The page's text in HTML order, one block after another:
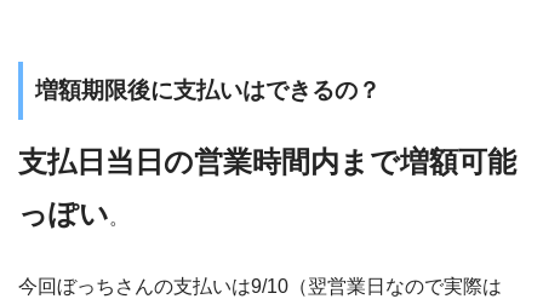
増額期限後に支払いはできるの？
支払日当日の営業時間内まで増額可能
っぽい。
今回ぼっちさんの支払いは9/10（翌営業日なので実際は